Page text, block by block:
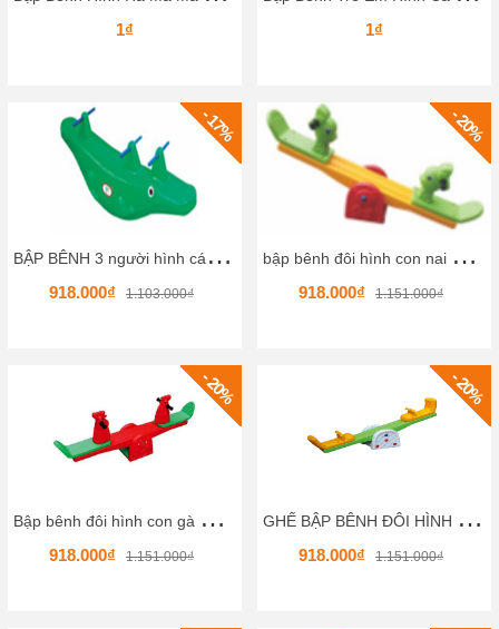
1₫ 1₫
- 17%
B
ẬP BÊNH 3 người hình cá sấu 02 HKCBB1-4
918.000₫ 1.103.000₫
- 20%
b
ập bênh đôi hình con nai HKCBB1-8
918.000₫ 1.151.000₫
- 20%
B
ập bênh đôi hình con gà HKCBB1-7
918.000₫ 1.151.000₫
- 20%
G
HẾ BẬP BÊNH ĐÔI HÌNH ĐÔI GIÀY HKCBB1-6
918.000₫ 1.151.000₫